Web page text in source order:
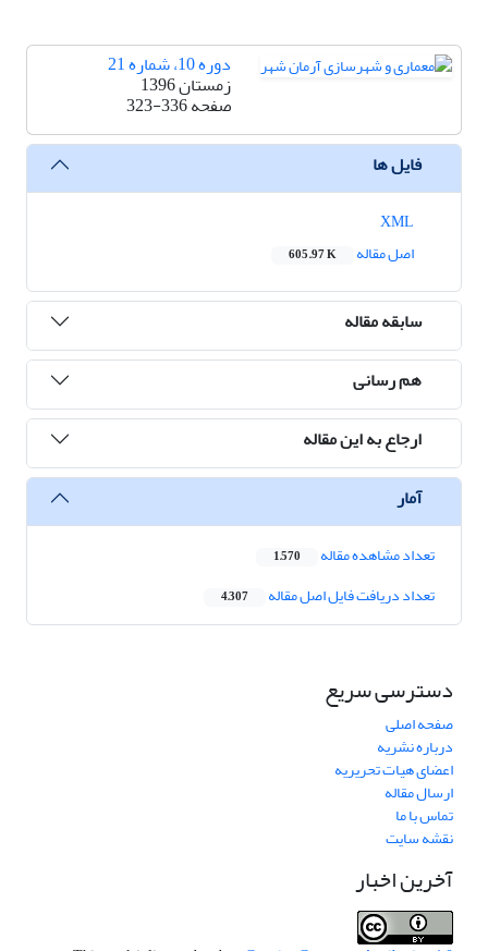
دوره 10، شماره 21
زمستان 1396
صفحه323-336
فایل ها
اصل مقاله
605.97 K
سابقه مقاله
هم رسانی
ارجاع به این مقاله
آمار
تعداد مشاهده مقاله 1,570
تعداد دریافت فایل اصل مقاله 4,307
دسترسی سریع
صفحه اصلی
درباره نشریه
اعضای هیات تحریریه
ارسال مقاله
تماس با ما
نقشه سایت
آخرین اخبار